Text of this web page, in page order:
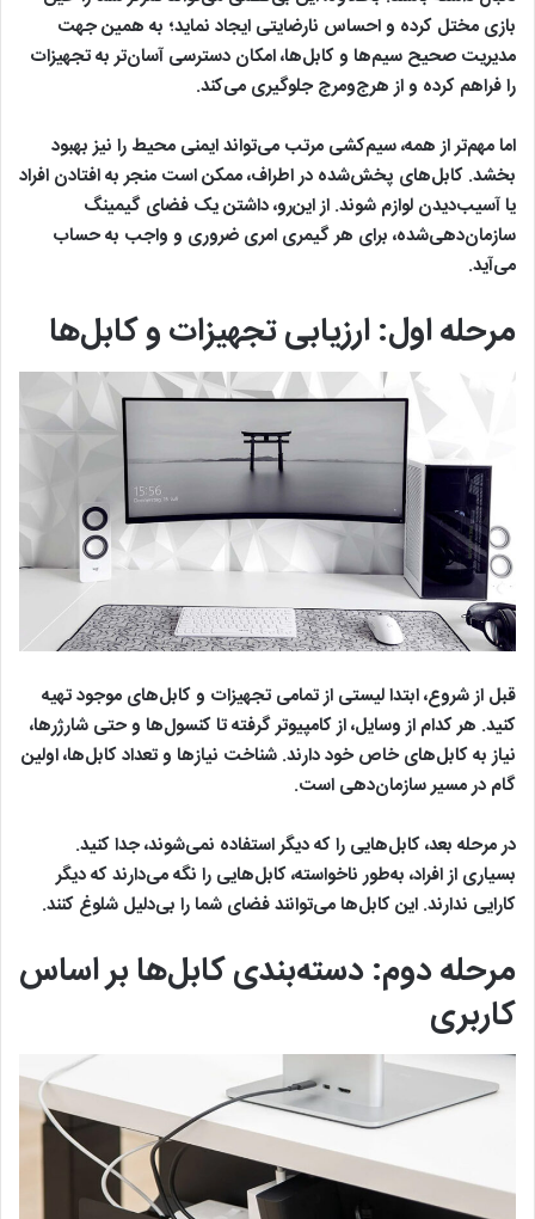
بازی مختل کرده و احساس نارضایتی ایجاد نماید؛ به همین جهت
مدیریت صحیح سیم‌ها و کابل‌ها، امکان دسترسی آسان‌تر به تجهیزات
را فراهم کرده و از هرج‌ومرج جلوگیری می‌کند.
اما مهم‌تر از همه، سیم‌کشی مرتب می‌تواند ایمنی محیط را نیز بهبود
بخشد. کابل‌های پخش‌شده در اطراف، ممکن است منجر به افتادن افراد
یا آسیب‌دیدن لوازم شوند. از این‌رو، داشتن یک فضای گیمینگ
سازمان‌دهی‌شده، برای هر گیمری امری ضروری و واجب به حساب
می‌آید.
مرحله اول: ارزیابی تجهیزات و کابل‌ها
قبل از شروع، ابتدا لیستی از تمامی تجهیزات و کابل‌های موجود تهیه
کنید. هر کدام از وسایل، از کامپیوتر گرفته تا کنسول‌ها و حتی شارژرها،
نیاز به کابل‌های خاص خود دارند. شناخت نیازها و تعداد کابل‌ها، اولین
گام در مسیر سازمان‌دهی است.
در مرحله بعد، کابل‌هایی را که دیگر استفاده نمی‌شوند، جدا کنید.
بسیاری از افراد، به‌طور ناخواسته، کابل‌هایی را نگه می‌دارند که دیگر
کارایی ندارند. این کابل‌ها می‌توانند فضای شما را بی‌دلیل شلوغ کنند.
مرحله دوم: دسته‌بندی کابل‌ها بر اساس
کاربری